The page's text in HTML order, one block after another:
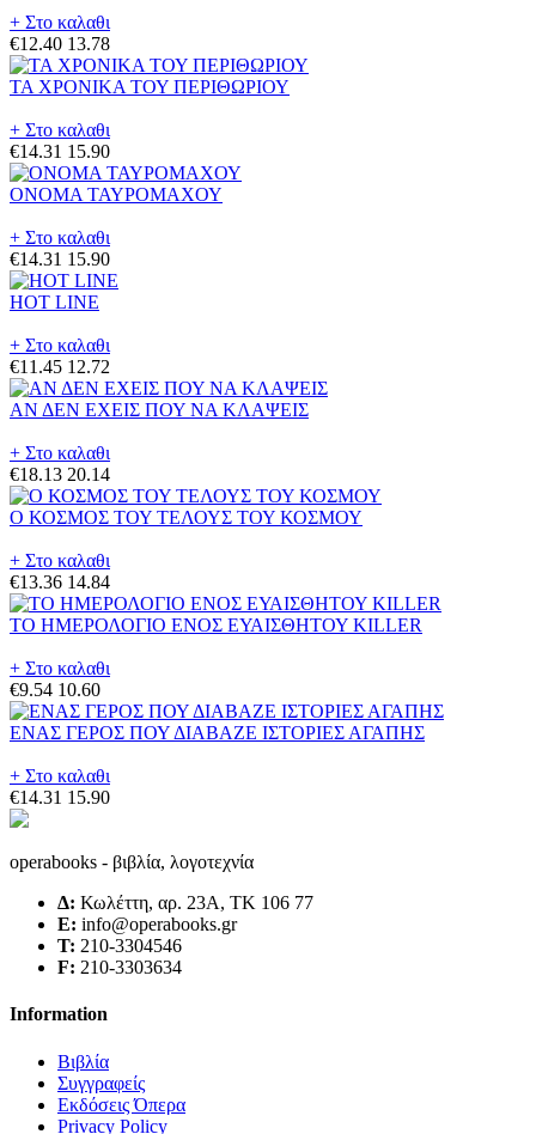
+ Στο καλαθι
€12.40 13.78
ΤΑ ΧΡΟΝΙΚΑ ΤΟΥ ΠΕΡΙΘΩΡΙΟΥ
+ Στο καλαθι
€14.31 15.90
ΟΝΟΜΑ ΤΑΥΡΟΜΑΧΟΥ
+ Στο καλαθι
€14.31 15.90
HOT LINE
+ Στο καλαθι
€11.45 12.72
ΑΝ ΔΕΝ ΕΧΕΙΣ ΠΟΥ ΝΑ ΚΛΑΨΕΙΣ
+ Στο καλαθι
€18.13 20.14
Ο ΚΟΣΜΟΣ ΤΟΥ ΤΕΛΟΥΣ ΤΟΥ ΚΟΣΜΟΥ
+ Στο καλαθι
€13.36 14.84
ΤΟ ΗΜΕΡΟΛΟΓΙΟ ΕΝΟΣ ΕΥΑΙΣΘΗΤΟΥ KILLER
+ Στο καλαθι
€9.54 10.60
ΕΝΑΣ ΓΕΡΟΣ ΠΟΥ ΔΙΑΒΑΖΕ ΙΣΤΟΡΙΕΣ ΑΓΑΠΗΣ
+ Στο καλαθι
€14.31 15.90
operabooks - βιβλία, λογοτεχνία
Δ: Κωλέττη, αρ. 23Α, ΤΚ 106 77
E: info@operabooks.gr
Τ: 210-3304546
F: 210-3303634
Information
Βιβλία
Συγγραφείς
Εκδόσεις Όπερα
Privacy Policy